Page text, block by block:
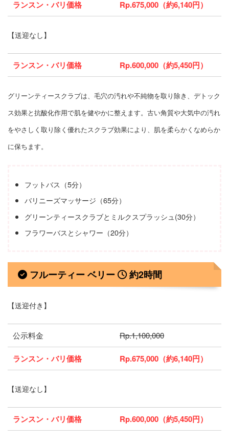
ランスン・バリ価格 Rp.675,000（約6,140円）
【送迎なし】
ランスン・バリ価格 Rp.600,000（約5,450円）
グリーンティースクラブは、毛穴の汚れや不純物を取り除き、デトック
ス効果と抗酸化作用で肌を健やかに整えます。古い角質や大気中の汚れ
をやさしく取り除く優れたスクラブ効果により、肌を柔らかくなめらか
に保ちます。
フットバス（5分）
バリニーズマッサージ（65分）
グリーンティースクラブとミルクスプラッシュ(30分）
フラワーバスとシャワー（20分）
フルーティー ベリー 約2時間
【送迎付き】
公示料金 Rp.1,100,000
ランスン・バリ価格 Rp.675,000（約6,140円）
【送迎なし】
ランスン・バリ価格 Rp.600,000（約5,450円）